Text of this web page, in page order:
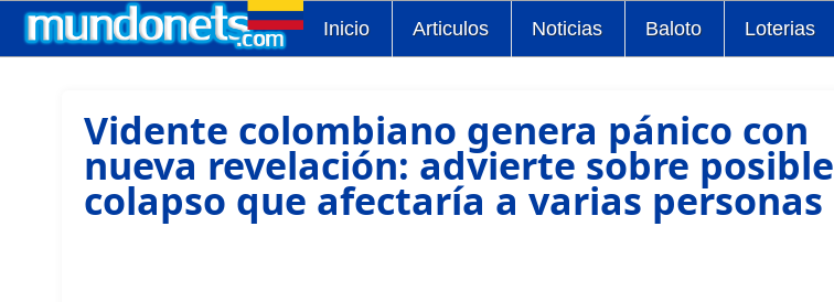
Inicio Articulos Noticias Baloto Loterias
Vidente colombiano genera pánico con
nueva revelación: advierte sobre posible
colapso que afectaría a varias personas